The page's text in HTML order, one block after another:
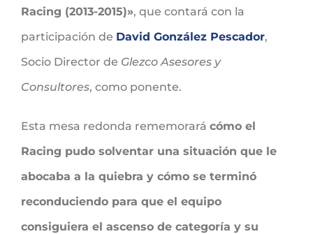
Racing (2013-2015)», que contará con la
participación de David González Pescador,
Socio Director de Glezco Asesores y
Consultores, como ponente.
Esta mesa redonda rememorará cómo el
Racing pudo solventar una situación que le
abocaba a la quiebra y cómo se terminó
reconduciendo para que el equipo
consiguiera el ascenso de categoría y su